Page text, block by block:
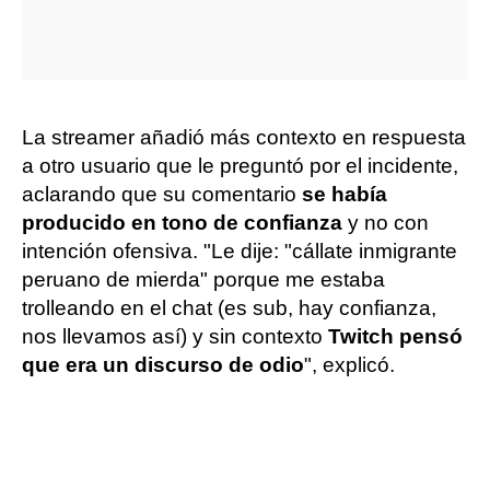
La streamer añadió más contexto en respuesta
a otro usuario que le preguntó por el incidente,
aclarando que su comentario se había
producido en tono de confianza y no con
intención ofensiva. "Le dije: "cállate inmigrante
peruano de mierda" porque me estaba
trolleando en el chat (es sub, hay confianza,
nos llevamos así) y sin contexto Twitch pensó
que era un discurso de odio", explicó.